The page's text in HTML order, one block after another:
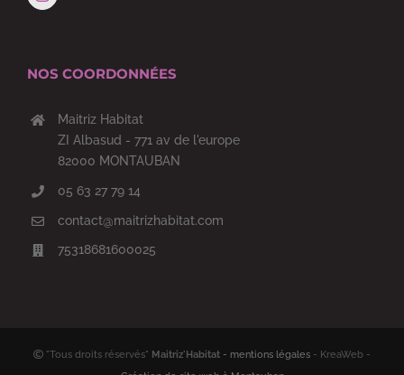
NOS COORDONNÉES
Maitriz Habitat
ZI Albasud - 771 av de l'europe
82000 MONTAUBAN
05 63 27 79 14
contact@maitrizhabitat.com
75318681600025
"Tous droits réservés" Maitriz'Habitat - mentions légales - KreaWeb -